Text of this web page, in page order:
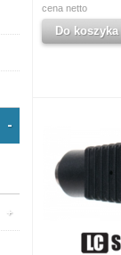
cena netto
Do koszyka